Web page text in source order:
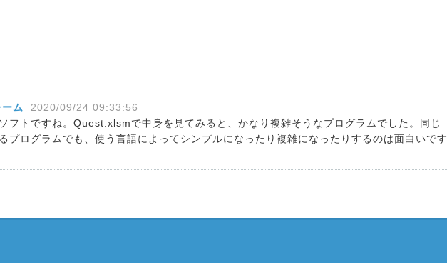
ム
2020/09/24 09:33:56
フトですね。Quest.xlsmで中身を見てみると、かなり複雑そうなプログラムでした。同じ
プログラムでも、使う言語によってシンプルになったり複雑になったりするのは面白いです